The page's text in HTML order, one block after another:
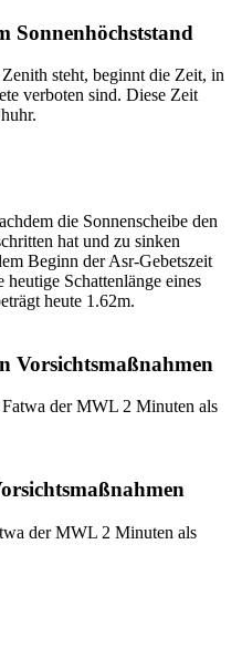
Sonnenhöchststand
steht, beginnt die Zeit, in
verboten sind. Diese Zeit
die Sonnenscheibe den
hat und zu sinken
Beginn der Asr-Gebetszeit
Schattenlänge eines
heute 1.62m.
Vorsichtsmaßnahmen
der MWL 2 Minuten als
der MWL 2 Minuten als